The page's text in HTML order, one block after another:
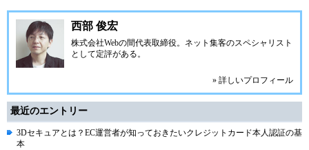
西部 俊宏
株式会社Webの間代表取締役。ネット集客のスペシャリスト
として定評がある。
» 詳しいプロフィール
最近のエントリー
3Dセキュアとは？EC運営者が知っておきたいクレジットカード本人認証の基
本